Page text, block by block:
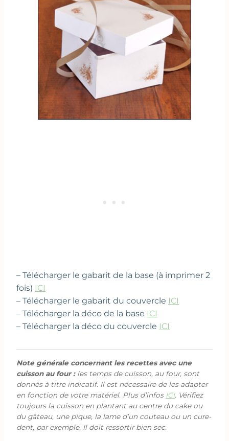
– Télécharger le gabarit de la base (à imprimer 2
fois) ICI
– Télécharger le gabarit du couvercle ICI
– Télécharger la déco de la base ICI
– Télécharger la déco du couvercle ICI
Note générale concernant les recettes avec une
cuisson au four :les temps de cuisson, au four, sont
donnés à titre indicatif. Il est nécessaire de les adapter
en fonction de votre matériel. Plus d’infos ICI. Vérifiez
toujours la cuisson en plantant au centre du cake ou
du gâteau, une pique, la lame d’un couteau ou un cure-
dent, par exemple. Il doit ressortir bien sec.